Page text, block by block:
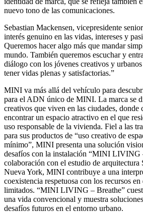
nuevo tono de las comunicaciones.
Sebastian Mackensen, vicepresidente
interés genuino en las vidas, intereses y
Queremos hacer algo más que mandar
mundo. También queremos escuchar y
diálogo con los jóvenes creativos y
tener vidas plenas y satisfactorias.”
MINI va más allá del vehículo para
para el ADN único de MINI. La marca se
creativos que viven en las ciudades, donde
encontrar un espacio atractivo en el que
uso responsable de la vivienda. Fiel a las
para sus productos de “uso creativo de
mínimo”, MINI presenta una solución
desafíos con la instalación “MINI LIVING
colaboración con el estudio de arquitectura
Nueva York, MINI contribuye a una
coexistencia respetuosa con los recursos en
limitados. “MINI LIVING – Breathe”
una vida convencional y muestra
desafíos futuros en el entorno urbano.